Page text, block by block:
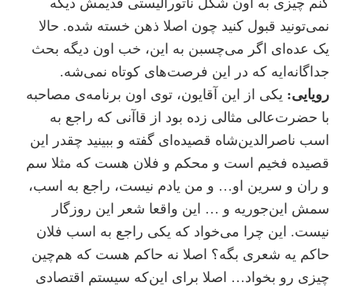
نمی‌تونید قبول کنید چون اصلا ذهن خسته شده. حالا
یک عده‌ای اگر می‌چسبن به این، خب اون دیگه بحث
جداگانه‌ایه که در این فرصت‌های کوتاه نمی‌شه.
رویایی: یکی از این آقایون، توی اون برنامه‌ی مصاحبه
با حضرت‌عالی مثالی زده بود از قاآنی که راجع به
اسب ناصرالدین‌شاه قصیده‌ای گفته و ببینید چقدر این
قصیده فخیم است و محکم و فلان هست که مثلا سم
و ران و سرین او… و من یادم نیست، راجع به اسب،
سمش این‌جوریه و … این واقعا شعر این روزگار
نیست. این چرا می‌خواد که یکی راجع به اسب فلان
حاکم یه شعری بگه؟ اصلا نه حاکم هست که هم‌چین
چیزی رو بخواد… اصلا برای این‌که سیستم اقتصادی